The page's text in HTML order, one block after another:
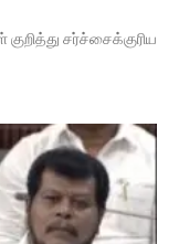
சர்ச்சைக்குரிய